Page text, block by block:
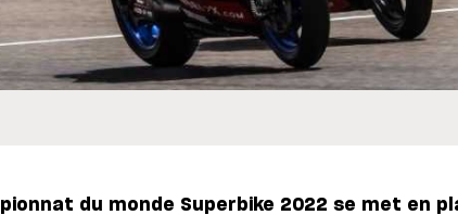
du monde Superbike 2022 se met en